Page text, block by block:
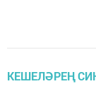
КЕШЕЛӘРЕҢ